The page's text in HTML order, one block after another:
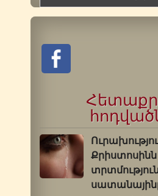
Քրիստոսինն